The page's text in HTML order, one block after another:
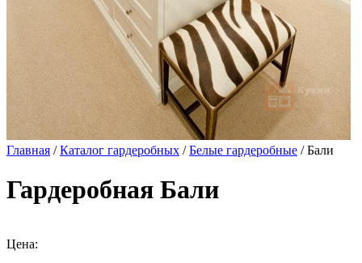
Главная /Каталог гардеробных /Белые гардеробные / Бали
Гардеробная Бали
Цена: